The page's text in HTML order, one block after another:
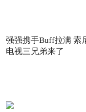
强强携手Buff拉满 索
电视三兄弟来了